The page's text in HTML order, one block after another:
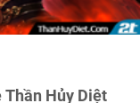
Thần Hủy Diệt